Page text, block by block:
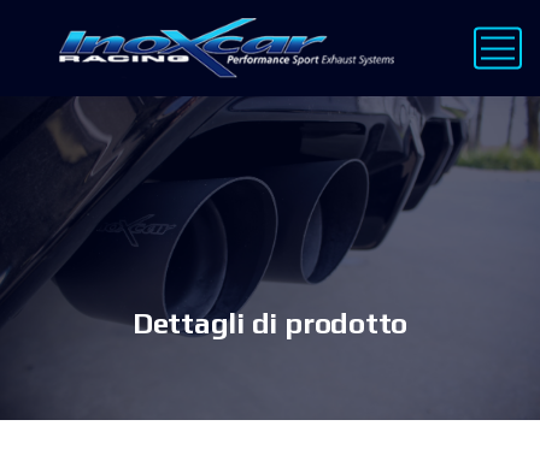
Dettagli di prodotto